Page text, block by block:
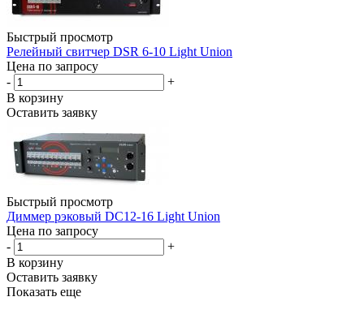
Быстрый просмотр
Релейный свитчер DSR 6-10 Light Union
Цена по запросу
-
+
В корзину
Оставить заявку
Быстрый просмотр
Диммер рэковый DC12-16 Light Union
Цена по запросу
-
+
В корзину
Оставить заявку
Показать еще